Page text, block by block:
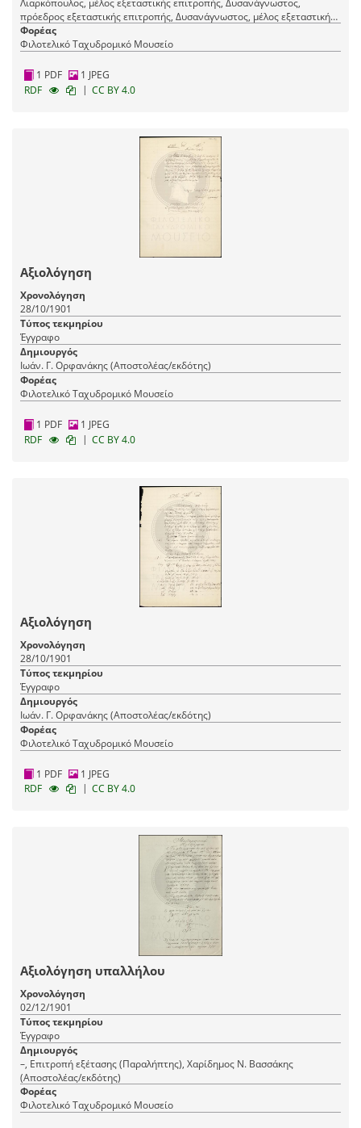
Λιαρκόπουλος, μέλος εξεταστικής επιτροπής, Δυσανάγνωστος,
πρόεδρος εξεταστικής επιτροπής, Δυσανάγνωστος, μέλος εξεταστικής
επιτροπής (Παραλήπτης), Ιωάν. Γ. Ορφανάκης (Αποστολέας/εκδότης)
Φορέας
Φιλοτελικό Ταχυδρομικό Μουσείο
1 PDF
1 JPEG
RDF
| CC BY 4.0
Αξιολόγηση
Χρονολόγηση
28/10/1901
Τύπος τεκμηρίου
Έγγραφο
Δημιουργός
Ιωάν. Γ. Ορφανάκης (Αποστολέας/εκδότης)
Φορέας
Φιλοτελικό Ταχυδρομικό Μουσείο
1 PDF
1 JPEG
RDF
| CC BY 4.0
Αξιολόγηση
Χρονολόγηση
28/10/1901
Τύπος τεκμηρίου
Έγγραφο
Δημιουργός
Ιωάν. Γ. Ορφανάκης (Αποστολέας/εκδότης)
Φορέας
Φιλοτελικό Ταχυδρομικό Μουσείο
1 PDF
1 JPEG
RDF
| CC BY 4.0
Αξιολόγηση υπαλλήλου
Χρονολόγηση
02/12/1901
Τύπος τεκμηρίου
Έγγραφο
Δημιουργός
–, Επιτροπή εξέτασης (Παραλήπτης), Χαρίδημος Ν. Βασσάκης
(Αποστολέας/εκδότης)
Φορέας
Φιλοτελικό Ταχυδρομικό Μουσείο